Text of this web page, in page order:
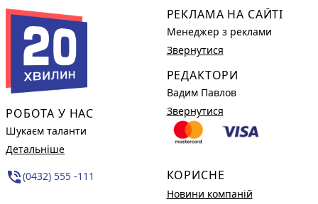
РОБОТА У НАС
Шукаєм таланти
Детальніше
phone_in_talk(0432) 555 -111
РЕКЛАМА НА САЙТІ
Менеджер з реклами
Звернутися
РЕДАКТОРИ
Вадим Павлов
Звернутися
КОРИСНЕ
Новини компаній